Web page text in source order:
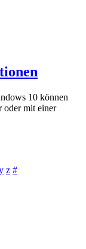
10 können
oder mit einer
z #